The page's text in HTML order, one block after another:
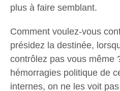
plus à faire semblant.
Comment voulez-vous
présidez la destinée,
contrôlez pas vous même
hémorragies politique de
internes, on ne les voit